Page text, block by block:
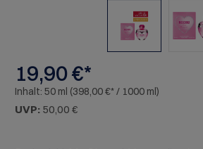
19,90 €*
Inhalt: 50 ml (398,00 €* / 1000 ml)
UVP: 50,00 €